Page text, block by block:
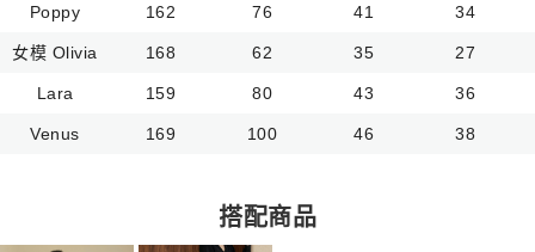
Poppy 162 76 41 34
女模 Olivia 168 62 35 27
Lara 159 80 43 36
Venus 169 100 46 38
搭配商品